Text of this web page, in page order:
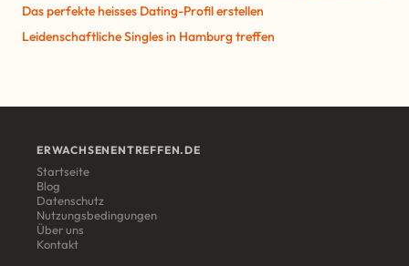
Das perfekte heisses Dating-Profil erstellen
Leidenschaftliche Singles in Hamburg treffen
ERWACHSENENTREFFEN.DE
Startseite
Blog
Datenschutz
Nutzungsbedingungen
Über uns
Kontakt